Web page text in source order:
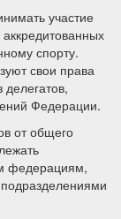
участие
спорту.
свои права
Федерации.
от общего
федерациям,